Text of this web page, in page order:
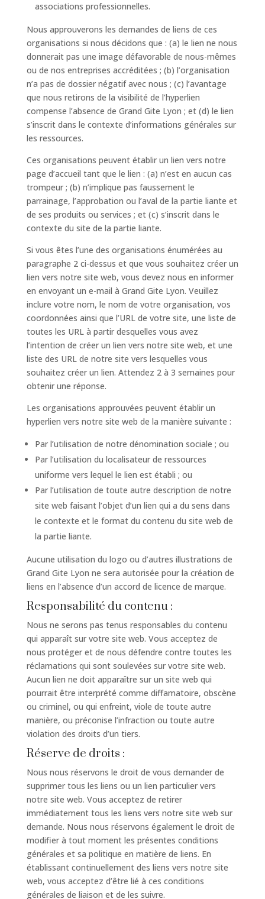
associations professionnelles.
Nous approuverons les demandes de liens de ces
organisations si nous décidons que : (a) le lien ne nous
donnerait pas une image défavorable de nous-mêmes
ou de nos entreprises accréditées ; (b) l’organisation
n’a pas de dossier négatif avec nous ; (c) l’avantage
que nous retirons de la visibilité de l’hyperlien
compense l’absence de Grand Gite Lyon ; et (d) le lien
s’inscrit dans le contexte d’informations générales sur
les ressources.
Ces organisations peuvent établir un lien vers notre
page d’accueil tant que le lien : (a) n’est en aucun cas
trompeur ; (b) n’implique pas faussement le
parrainage, l’approbation ou l’aval de la partie liante et
de ses produits ou services ; et (c) s’inscrit dans le
contexte du site de la partie liante.
Si vous êtes l’une des organisations énumérées au
paragraphe 2 ci-dessus et que vous souhaitez créer un
lien vers notre site web, vous devez nous en informer
en envoyant un e-mail à Grand Gite Lyon. Veuillez
inclure votre nom, le nom de votre organisation, vos
coordonnées ainsi que l’URL de votre site, une liste de
toutes les URL à partir desquelles vous avez
l’intention de créer un lien vers notre site web, et une
liste des URL de notre site vers lesquelles vous
souhaitez créer un lien. Attendez 2 à 3 semaines pour
obtenir une réponse.
Les organisations approuvées peuvent établir un
hyperlien vers notre site web de la manière suivante :
Par l’utilisation de notre dénomination sociale ; ou
Par l’utilisation du localisateur de ressources
uniforme vers lequel le lien est établi ; ou
Par l’utilisation de toute autre description de notre
site web faisant l’objet d’un lien qui a du sens dans
le contexte et le format du contenu du site web de
la partie liante.
Aucune utilisation du logo ou d’autres illustrations de
Grand Gite Lyon ne sera autorisée pour la création de
liens en l’absence d’un accord de licence de marque.
Responsabilité du contenu :
Nous ne serons pas tenus responsables du contenu
qui apparaît sur votre site web. Vous acceptez de
nous protéger et de nous défendre contre toutes les
réclamations qui sont soulevées sur votre site web.
Aucun lien ne doit apparaître sur un site web qui
pourrait être interprété comme diffamatoire, obscène
ou criminel, ou qui enfreint, viole de toute autre
manière, ou préconise l’infraction ou toute autre
violation des droits d’un tiers.
Réserve de droits :
Nous nous réservons le droit de vous demander de
supprimer tous les liens ou un lien particulier vers
notre site web. Vous acceptez de retirer
immédiatement tous les liens vers notre site web sur
demande. Nous nous réservons également le droit de
modifier à tout moment les présentes conditions
générales et sa politique en matière de liens. En
établissant continuellement des liens vers notre site
web, vous acceptez d’être lié à ces conditions
générales de liaison et de les suivre.